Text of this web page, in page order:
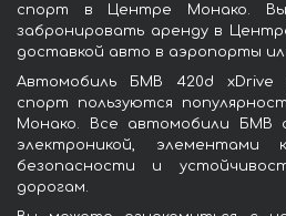
спорт в Центре Монако.
забронировать аренду в
доставкой авто в аэропорты
Автомобиль БМВ 420d xDrive
спорт пользуются
Монако. Все автомобили БМВ
электроникой, элементами
безопасности и
дорогам.